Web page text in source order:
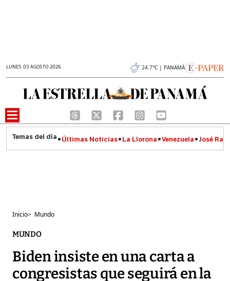
LUNES 03 AGOSTO 2026 24.7°C | PANAMÁ
Últimas Noticias La Llorona Venezuela José
Inicio> Mundo
MUNDO
Biden insiste en una carta a
congresistas que seguirá en la